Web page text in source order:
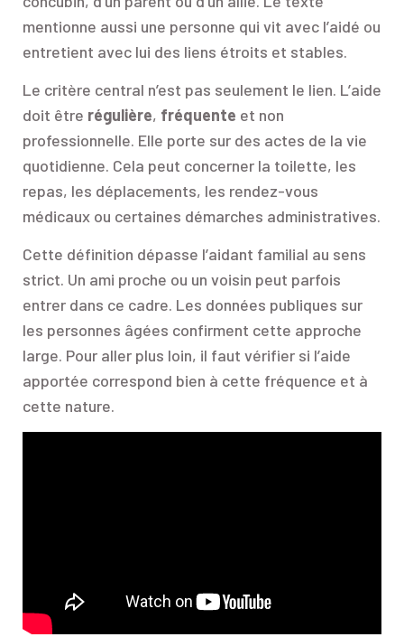
mentionne aussi une personne qui vit avec l’aidé ou
entretient avec lui des liens étroits et stables.
Le critère central n’est pas seulement le lien. L’aide
doit être régulière, fréquente et non
professionnelle. Elle porte sur des actes de la vie
quotidienne. Cela peut concerner la toilette, les
repas, les déplacements, les rendez-vous
médicaux ou certaines démarches administratives.
Cette définition dépasse l’aidant familial au sens
strict. Un ami proche ou un voisin peut parfois
entrer dans ce cadre. Les données publiques sur
les personnes âgées confirment cette approche
large. Pour aller plus loin, il faut vérifier si l’aide
apportée correspond bien à cette fréquence et à
cette nature.